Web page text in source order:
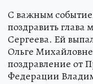
С важным
поздравить
Сергеева. Ей
Ольге
поздравление от
Федерации